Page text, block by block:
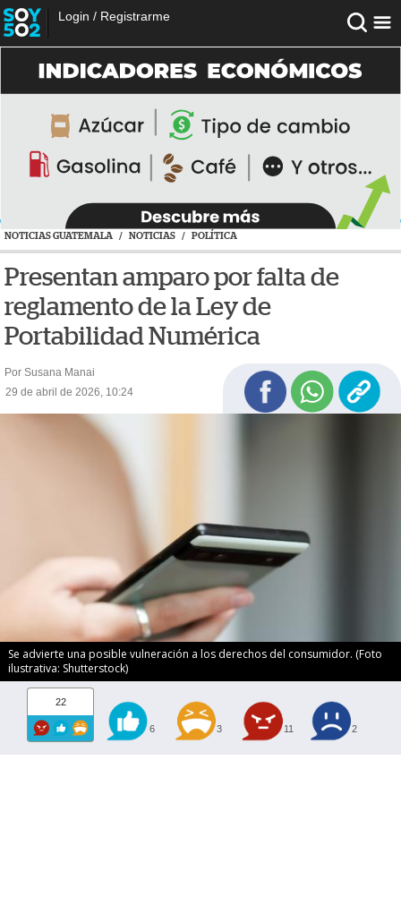
Login / Registrarme
NOTICIAS GUATEMALA / NOTICIAS / POLÍTICA
Presentan amparo por falta de
reglamento de la Ley de
Portabilidad Numérica
Por Susana Manai
29 de abril de 2026, 10:24
Se advierte una posible vulneración a los derechos del consumidor. (Foto
ilustrativa: Shutterstock)
22
6 3 11 2